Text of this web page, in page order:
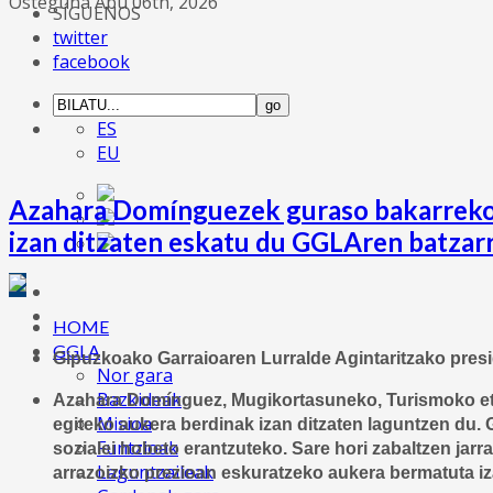
SÍGUENOS
twitter
facebook
ES
EU
HOME
GGLA
Nor gara
Bazkideak
Misioa
Funtzioak
Laguntzaileak
Azahara Domínguezek guraso
izan ditzaten eskatu du GGLAren
Gipuzkoako Garraioaren Lurralde Agintaritzako
Azahara Domínguez, Mugikortasuneko, Turismoko
egiteko aukera berdinak izan ditzaten laguntzen du.
sozialei hobeto erantzuteko. Sare hori zabaltzen
arrazoizko prezioan eskuratzeko aukera bermatuta